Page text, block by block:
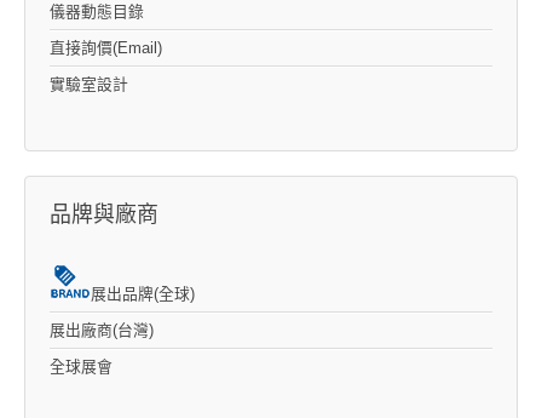
儀器動態目錄
直接詢價(Email)
實驗室設計
品牌與廠商
展出品牌(全球)
展出廠商(台灣)
全球展會